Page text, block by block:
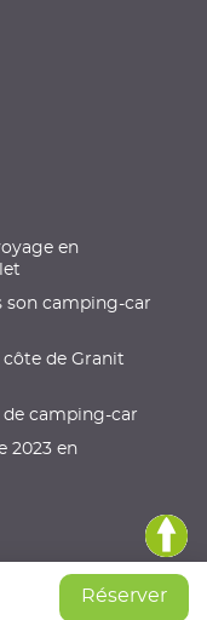
Réserver
en
camping-car
de Granit
de camping-car
2023 en